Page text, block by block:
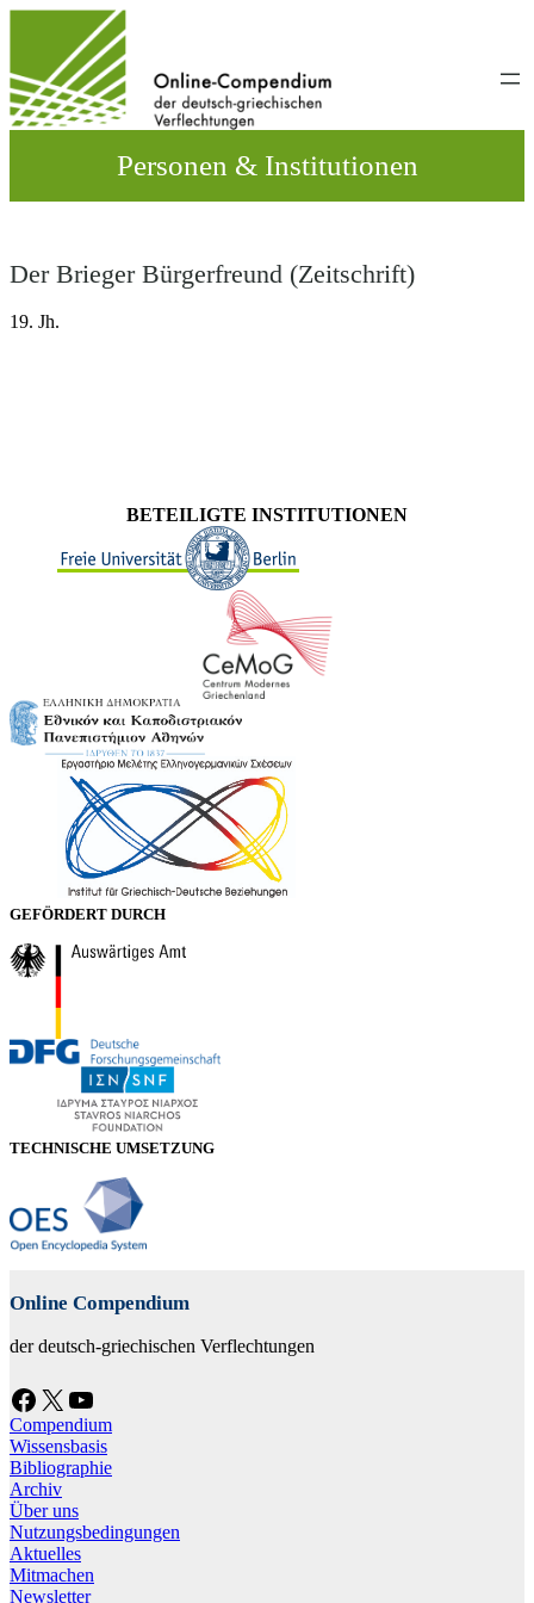
wechseln
Personen & Institutionen
Der Brieger Bürgerfreund (Zeitschrift)
19. Jh.
BETEILIGTE INSTITUTIONEN
GEFÖRDERT DURCH
TECHNISCHE UMSETZUNG
Online Compendium
der deutsch-griechischen Verflechtungen
Facebook X YouTube
Compendium
Wissensbasis
Bibliographie
Archiv
Über uns
Nutzungsbedingungen
Aktuelles
Mitmachen
Newsletter